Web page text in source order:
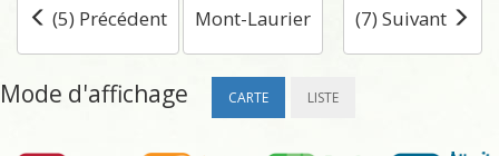
(5) Précédent Mont-Laurier (7) Suivant
Mode d'affichage CARTE LISTE